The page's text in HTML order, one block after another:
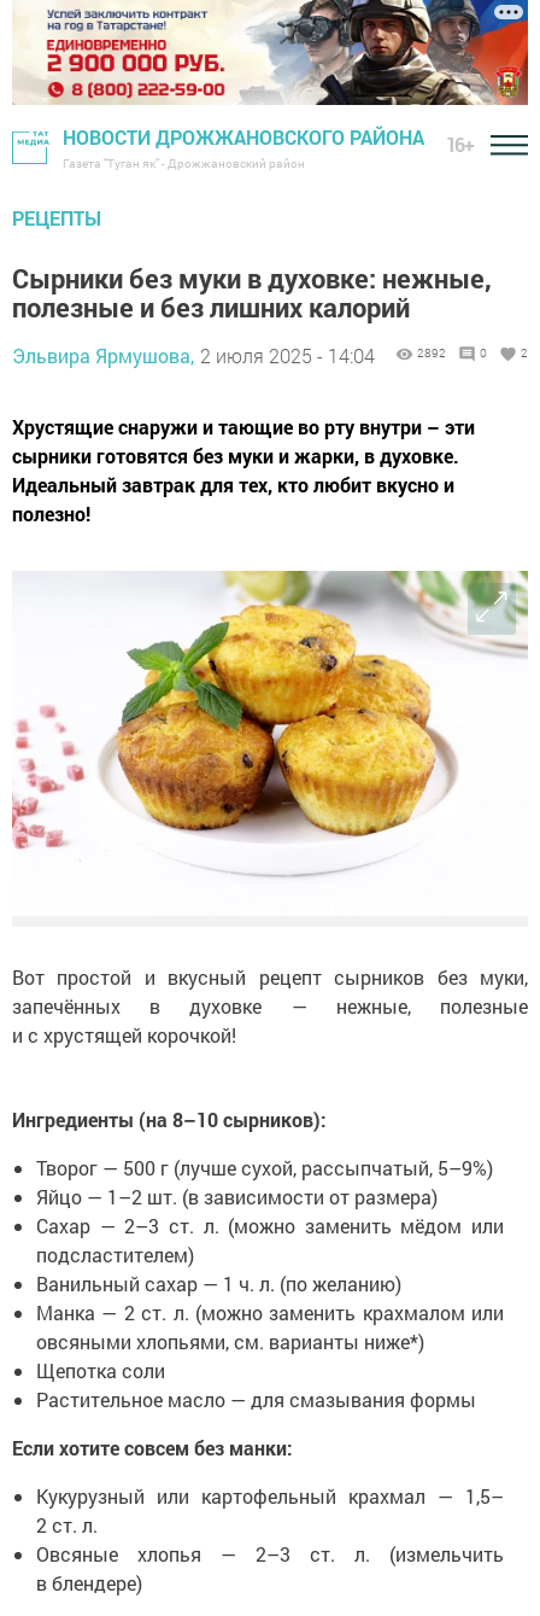
НОВОСТИ ДРОЖЖАНОВСКОГО РАЙОНА
Газета "Туган як" - Дрожжановский район
16+
РЕЦЕПТЫ
Сырники без муки в духовке: нежные,
полезные и без лишних калорий
Эльвира Ярмушова, 2 июля 2025 - 14:04 2892 0 2
Хрустящие снаружи и тающие во рту внутри – эти
сырники готовятся без муки и жарки, в духовке.
Идеальный завтрак для тех, кто любит вкусно и
полезно!
Вот простой и вкусный рецепт сырников без муки,
запечённых в духовке — нежные, полезные
и с хрустящей корочкой!
Ингредиенты (на 8–10 сырников):
Творог — 500 г (лучше сухой, рассыпчатый, 5–9%)
Яйцо — 1–2 шт. (в зависимости от размера)
Сахар — 2–3 ст. л. (можно заменить мёдом или
подсластителем)
Ванильный сахар — 1 ч. л. (по желанию)
Манка — 2 ст. л. (можно заменить крахмалом или
овсяными хлопьями, см. варианты ниже*)
Щепотка соли
Растительное масло — для смазывания формы
Если хотите совсем без манки:
Кукурузный или картофельный крахмал — 1,5–
2 ст. л.
Овсяные хлопья — 2–3 ст. л. (измельчить
в блендере)